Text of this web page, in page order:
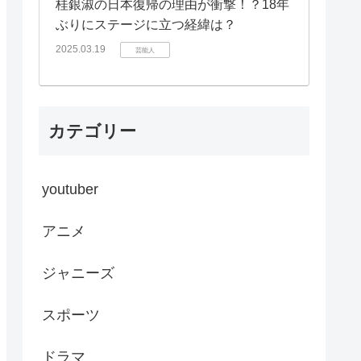
桂銀淑の日本復帰の理由が衝撃！？18年
ぶりにステージに立つ経緯は？
2025.03.19 芸能人
カテゴリー
youtuber
アニメ
ジャニーズ
スポーツ
ドラマ